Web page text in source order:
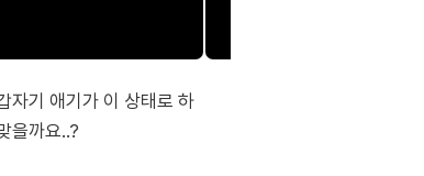
자기 애기가 이 상태로 하
을까요..?